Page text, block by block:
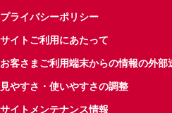
プライバシーポリシー
サイトご利用にあたって
お客さまご利用端末からの情報の外部
見やすさ・使いやすさの調整
サイトメンテナンス情報